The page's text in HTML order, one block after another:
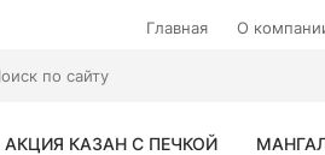
Главная О
АКЦИЯ КАЗАН С ПЕЧКОЙ